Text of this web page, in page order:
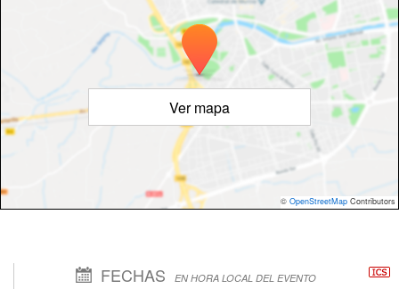
Ver mapa
© OpenStreetMap Contributors
FECHAS EN HORA LOCAL DEL EVENTO